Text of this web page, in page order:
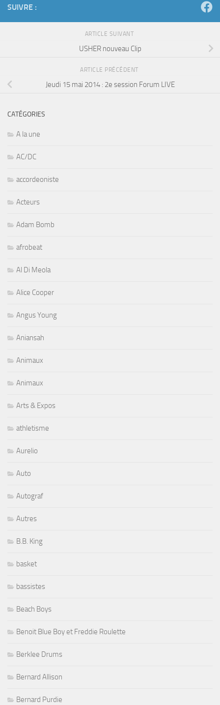
SUIVRE :
ARTICLE SUIVANT
USHER nouveau Clip
ARTICLE PRÉCÉDENT
Jeudi 15 mai 2014 : 2e session Forum LIVE
CATÉGORIES
A la une
AC/DC
accordeoniste
Acteurs
Adam Bomb
afrobeat
Al Di Meola
Alice Cooper
Angus Young
Aniansah
Animaux
Animaux
Arts & Expos
athletisme
Aurelio
Auto
Autograf
Autres
B.B. King
basket
bassistes
Beach Boys
Benoit Blue Boy et Freddie Roulette
Berklee Drums
Bernard Allison
Bernard Purdie